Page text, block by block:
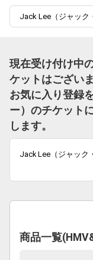
Jack Lee（ジャック
現在受け付け中
ケットはござい
お気に入り登録
ー）のチケット
します。
Jack Lee（ジャック
商品一覧